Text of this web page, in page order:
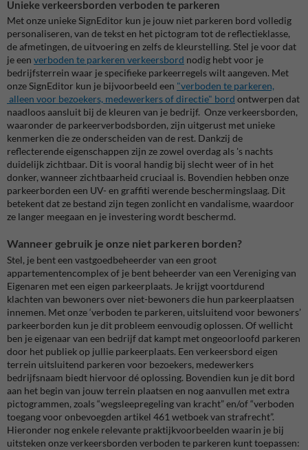
Unieke verkeersborden verboden te parkeren
Met onze unieke SignEditor kun je jouw niet parkeren bord volledig
personaliseren, van de tekst en het pictogram tot de reflectieklasse,
de afmetingen, de uitvoering en zelfs de kleurstelling. Stel je voor dat
je een verboden te parkeren verkeersbord nodig hebt voor je
bedrijfsterrein waar je specifieke parkeerregels wilt aangeven. Met
onze SignEditor kun je bijvoorbeeld een "verboden te parkeren,
alleen voor bezoekers, medewerkers of directie" bord ontwerpen dat
naadloos aansluit bij de kleuren van je bedrijf. Onze verkeersborden,
waaronder de parkeerverbodsborden, zijn uitgerust met unieke
kenmerken die ze onderscheiden van de rest. Dankzij de
reflecterende eigenschappen zijn ze zowel overdag als 's nachts
duidelijk zichtbaar. Dit is vooral handig bij slecht weer of in het
donker, wanneer zichtbaarheid cruciaal is. Bovendien hebben onze
parkeerborden een UV- en graffiti werende beschermingslaag. Dit
betekent dat ze bestand zijn tegen zonlicht en vandalisme, waardoor
ze langer meegaan en je investering wordt beschermd.
Wanneer gebruik je onze niet parkeren borden?
Stel, je bent een vastgoedbeheerder van een groot
appartementencomplex of je bent beheerder van een Vereniging van
Eigenaren met een eigen parkeerplaats. Je krijgt voortdurend
klachten van bewoners over niet-bewoners die hun parkeerplaatsen
innemen. Met onze ‘verboden te parkeren, uitsluitend voor bewoners’
parkeerborden kun je dit probleem eenvoudig oplossen. Of wellicht
ben je eigenaar van een bedrijf dat kampt met ongeoorloofd parkeren
door het publiek op jullie parkeerplaats. Een verkeersbord eigen
terrein uitsluitend parkeren voor bezoekers, medewerkers
bedrijfsnaam biedt hiervoor dé oplossing. Bovendien kun je dit bord
aan het begin van jouw terrein plaatsen en nog aanvullen met extra
pictogrammen, zoals “wegsleepregeling van kracht” en/of “verboden
toegang voor onbevoegden artikel 461 wetboek van strafrecht”.
Hieronder nog enkele relevante praktijkvoorbeelden waarin je bij
uitsteken onze verkeersborden verboden te parkeren kunt toepassen: